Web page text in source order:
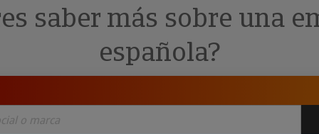
y ERP
· Recuperación de
Investigada
saber más sobre una
española?